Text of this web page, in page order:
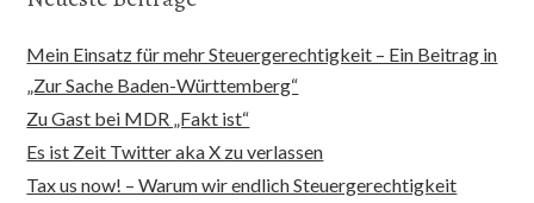
Mein Einsatz für mehr Steuergerechtigkeit – Ein Beitrag in
„Zur Sache Baden-Württemberg“
Zu Gast bei MDR „Fakt ist“
Es ist Zeit Twitter aka X zu verlassen
Tax us now! – Warum wir endlich Steuergerechtigkeit